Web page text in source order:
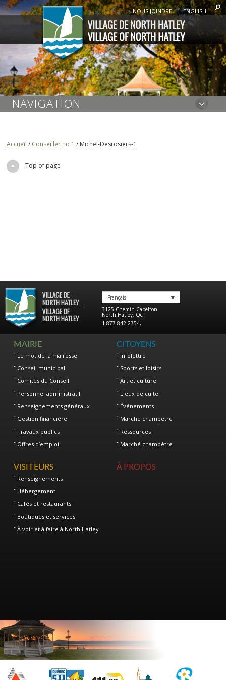
NOUS JOINDRE ENGLISH
NAVIGATION
Accueil / Conseiller no 1 / Michel-Desrosiers-1
Top of page
Français
3125 Chemin Capelton
North Hatley, Qc,
1 877-842-2754,
MAIRIE
Le mot de la mairesse
Conseil municipal
Comités du Conseil
Personnel administratif
Renseignements généraux
Gestion financière
Travaux publics
Offres d’emploi
CITOYENS
Infolettre
Sports et loisirs
Art et culture
Lieux de culte
Événements
Marché champêtre
Ressources
Marché champêtre
VISITEURS
Renseignements
Hébergement
Cafés et restaurants
Boutiques et services
À voir et à faire à North Hatley
À PROPOS